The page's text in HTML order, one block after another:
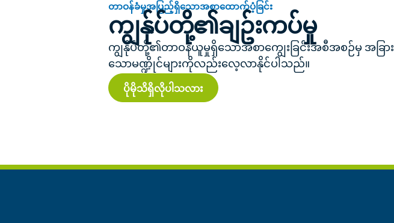
တာဝန်ခံမှုအပြည့်ရှိသောအစာထောက်ပံ့ခြင်း
ကျွန်ုပ်တို့၏ချဥ်းကပ်မှု
ကျွန်ုပ်တို့၏တာဝန်ယူမှုရှိသောအစာကျွေးခြင်းအစီအစဉ်မှ အခြား
သောမဏ္ဍိုင်များကိုလည်းလေ့လာနိုင်ပါသည်။
ပိုမိုသိရှိလိုပါသလား